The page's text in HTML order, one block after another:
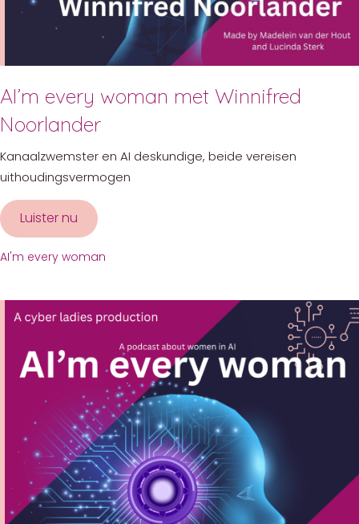
AI’m every woman met Winnifred
Noorlander
Kanaalzwemster en AI deskundige, beide vereisen
uithoudingsvermogen
Luister nu about AI’m every woman met Winnifred
AI'm every woman